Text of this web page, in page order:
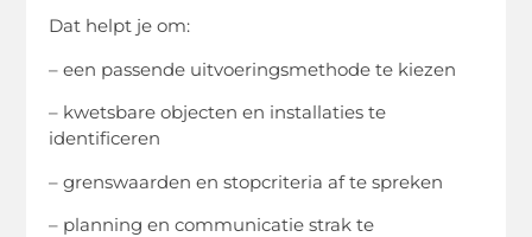
Dat helpt je om:
– een passende uitvoeringsmethode te kiezen
– kwetsbare objecten en installaties te
identificeren
– grenswaarden en stopcriteria af te spreken
– planning en communicatie strak te